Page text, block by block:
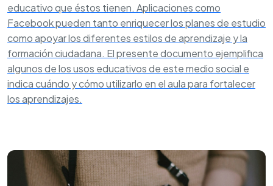
educativo que éstos tienen. Aplicaciones como
Facebook pueden tanto enriquecer los planes de estudio
como apoyar los diferentes estilos de aprendizaje y la
formación ciudadana. El presente documento ejemplifica
algunos de los usos educativos de este medio social e
indica cuándo y cómo utilizarlo en el aula para fortalecer
los aprendizajes.